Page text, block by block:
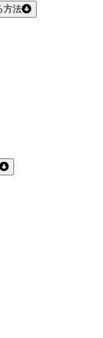
方法